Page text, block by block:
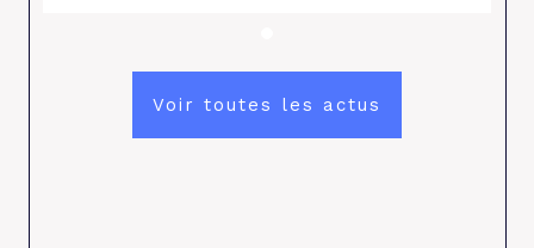
Voir toutes les actus